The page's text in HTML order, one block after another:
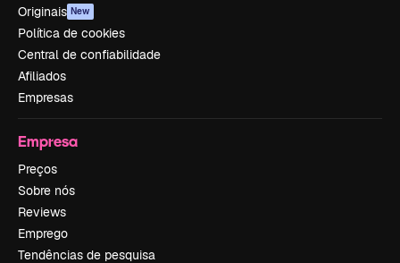
Originais New
Política de cookies
Central de confiabilidade
Afiliados
Empresas
Empresa
Preços
Sobre nós
Reviews
Emprego
Tendências de pesquisa